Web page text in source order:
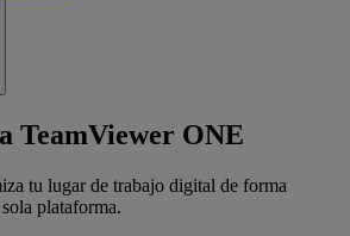
TeamViewer ONE
tu lugar de trabajo digital de forma
plataforma.